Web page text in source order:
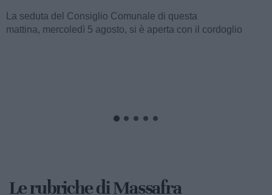
MASSAFRA
Le rubriche di Massafra